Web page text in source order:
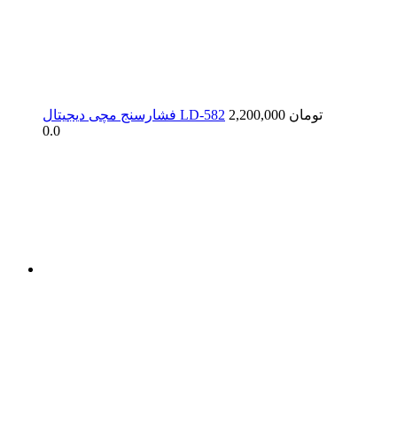
فشارسنج مچی دیجیتال LD-582
2,200,000 تومان
0.0